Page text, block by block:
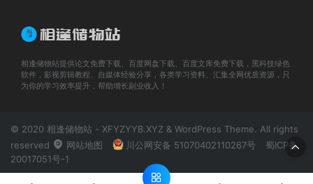
相逢储物站提供论文免费下载、百度网盘下载、百度文库免费下载，黑科技绿色
软件，影视剪辑教程、自媒体经验分享，各类学习资料、汇集全网优质资源，只
为你的学习效率提升，帮助增长副业收入！
© 2020 相逢储物站 - XFYZYYB.XYZ & WordPress Theme. All rights
reserved
网站地图 川公网安备 51070402110267号
蜀ICP备
20017051号-1